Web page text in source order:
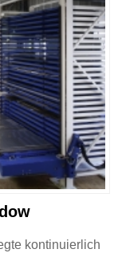
kontinuierlich